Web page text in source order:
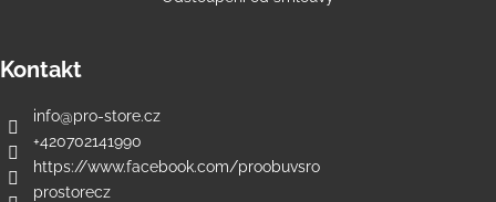
Kontakt
info@pro-store.cz
+420702141990
https://www.facebook.com/proobuvsro
prostorecz